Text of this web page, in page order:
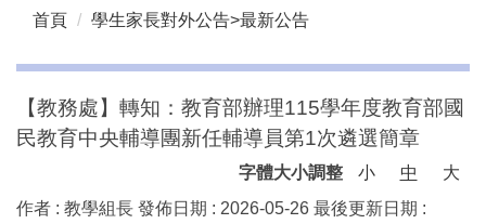
首頁 學生家長對外公告>最新公告
【教務處】轉知：教育部辦理115學年度教育部國
民教育中央輔導團新任輔導員第1次遴選簡章
字體大小調整 小 中
大
作者 : 教學組長 發佈日期 : 2026-05-26 最後更新日期 :